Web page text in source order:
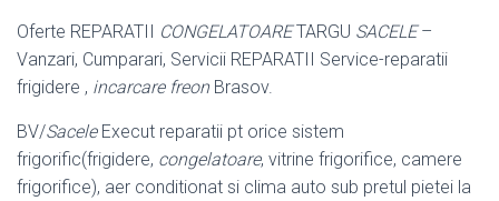
Oferte REPARATII CONGELATOARETARGU SACELE–
Vanzari, Cumparari, Servicii REPARATII Service-reparatii
frigidere , incarcare freonBrasov.
BV/SaceleExecut reparatii pt orice sistem
frigorific(frigidere, congelatoare, vitrine frigorifice, camere
frigorifice), aer conditionat si clima auto sub pretul pietei la